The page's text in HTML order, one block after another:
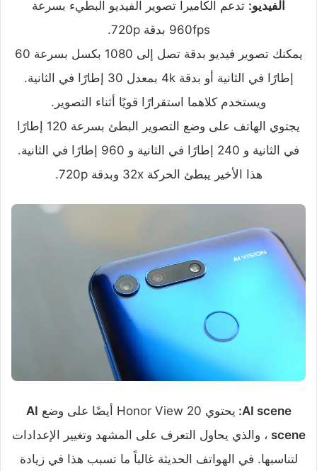
الفيديو: تدعم الكاميرا تصوير الفيديو البطيء بسرعة
960fps بدقة 720p.
يمكنك تصوير فيديو بدقة تصل إلى 1080 بكسل بسرعة 60
إطارًا في الثانية أو بدقة 4k بمعدل 30 إطارًا في الثانية.
ويستخدم كلاهما استقرارًا قويًا أثناء التصوير.
يجتوي الهاتف على وضع التصوير البطئ بسرعة 120 إطارًا
في الثانية و 240 إطارًا في الثانية و 960 إطارًا في الثانية.
هذا الأخير يبطئ الحركة 32x وبدقة 720p.
AI scene: يحتوي Honor View 20 أيضًا على وضع
AI
scene ، والذي يحاول التعرف على المشهد وتغيير الإعدادات
لتناسبها. في الهواتف الحديثة غالباً ما تسبب هذا في زيادة